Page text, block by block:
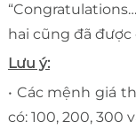
hai cũng đã
Lưu ý:
• Các mệnh giá
có: 100, 200, 300